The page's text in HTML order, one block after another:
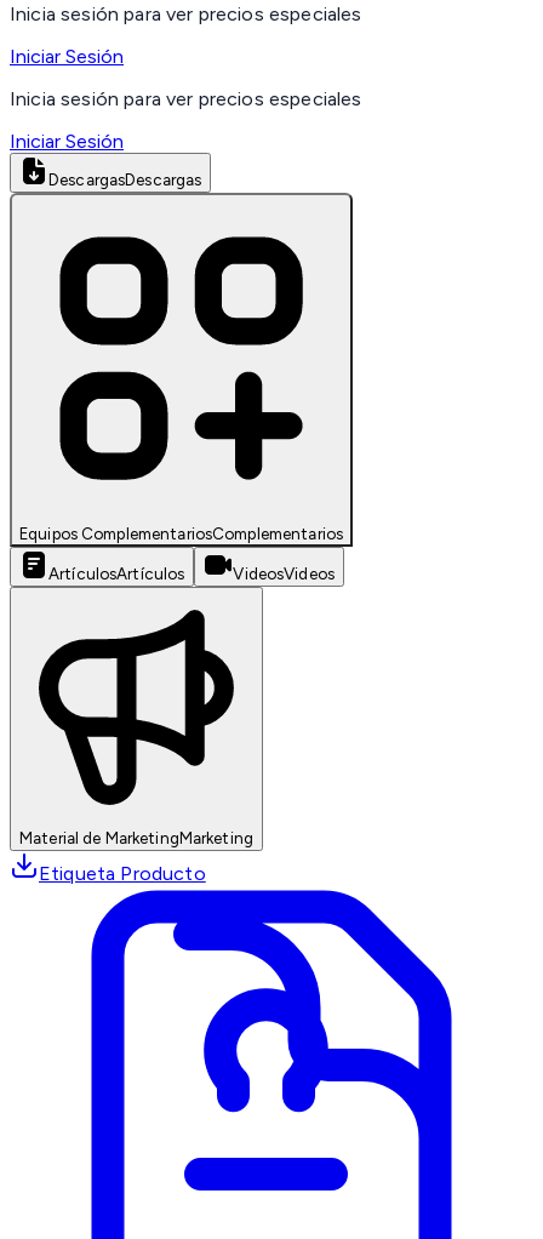
Inicia sesión para ver precios especiales
Iniciar Sesión
Inicia sesión para ver precios especiales
Iniciar Sesión
DescargasDescargas
Equipos ComplementariosComplementarios
ArtículosArtículos VideosVideos
Material de MarketingMarketing
Etiqueta Producto